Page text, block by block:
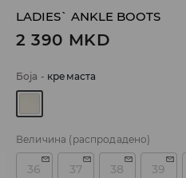
LADIES` ANKLE BOOTS
2 390 MKD
Боја - кремаста
Величина (распродадено)
36 37 38 39